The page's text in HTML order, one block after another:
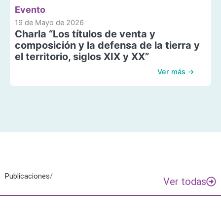
Evento
19 de Mayo de 2026
Charla “Los títulos de venta y
composición y la defensa de la tierra y
el territorio, siglos XIX y XX”
Ver más →
Publicaciones/ Ver todas